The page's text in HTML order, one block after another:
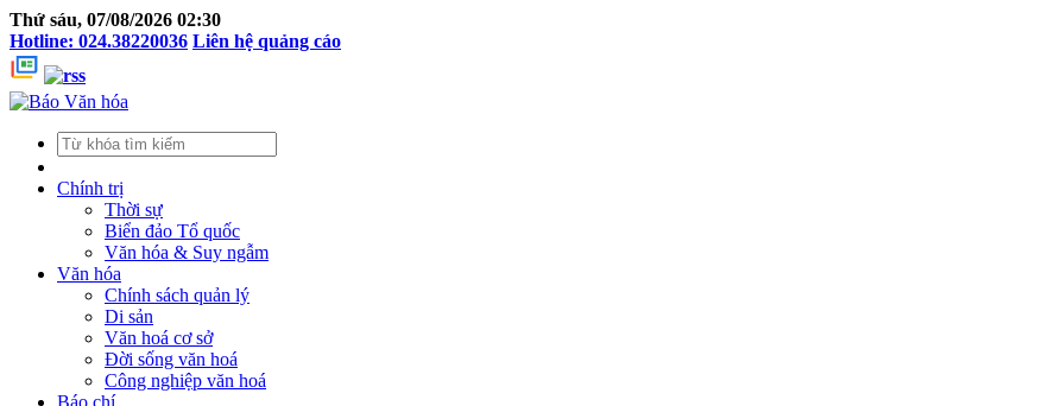
Thứ sáu, 07/08/2026 02:30
Hotline: 024.38220036 Liên hệ quảng cáo
Chính trị
Thời sự
Biển đảo Tổ quốc
Văn hóa & Suy ngẫm
Văn hóa
Chính sách quản lý
Di sản
Văn hoá cơ sở
Đời sống văn hoá
Công nghiệp văn hoá
Báo chí